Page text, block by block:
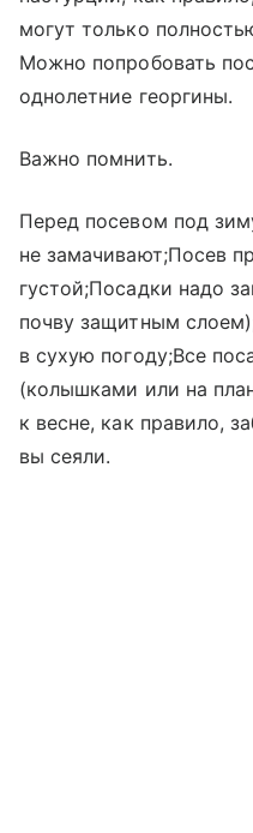
могут только
Можно попробовать
однолетние георгины.
Важно помнить.
Перед посевом под
не замачивают;Посев
густой;Посадки надо
почву защитным
в сухую погоду;Все
(колышками или на
к весне, как правило,
вы сеяли.